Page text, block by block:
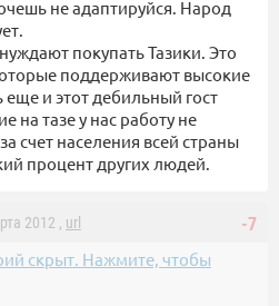
не адаптируйся. Народ
покупать Тазики. Это
поддерживают высокие
и этот дебильный гост
на тазе у нас работу не
счет населения всей страны
процент других людей.
-7
2012 , url
скрыт. Нажмите, чтобы